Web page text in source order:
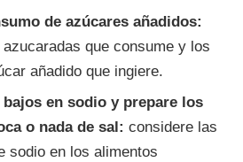
de azúcares añadidos:
que consume y los
añadido que ingiere.
en sodio y prepare los
o nada de sal: considere las
sodio en los alimentos